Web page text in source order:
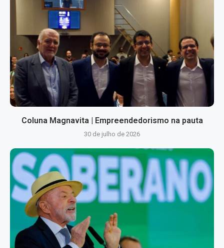
Coluna Magnavita | Empreendedorismo na pauta
30 de julho de 2026